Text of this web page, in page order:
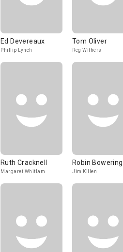
Ed Devereaux
Phillip Lynch
Tom Oliver
Reg Withers
Ruth Cracknell
Margaret Whitlam
Robin Bowering
Jim Killen